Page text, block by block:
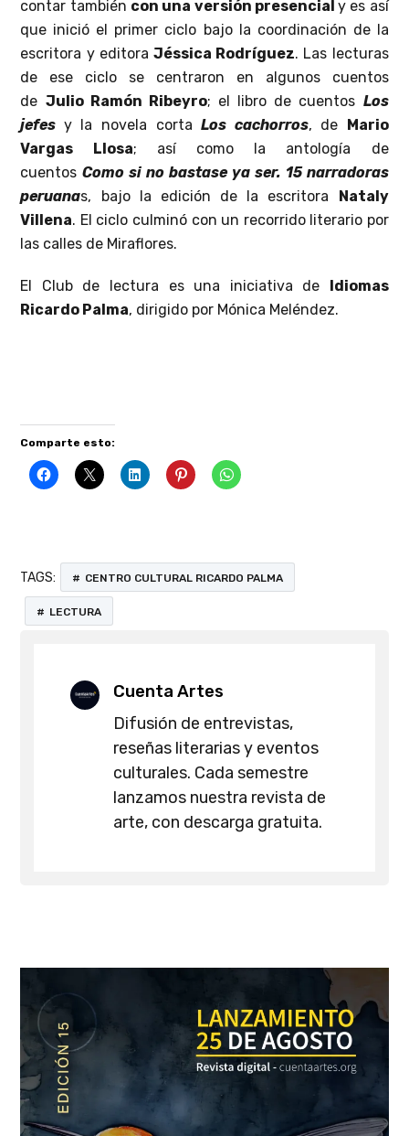
contar también con una versión presencialy es así
que inició el primer ciclo bajo la coordinación de la
escritora y editora Jéssica Rodríguez. Las lecturas
de ese ciclo se centraron en algunos cuentos
de Julio Ramón Ribeyro; el libro de cuentos Los
jefes y la novela cortaLos cachorros, de Mario
Vargas Llosa; así como la antología de
cuentosComo si no bastase ya ser. 15 narradoras
peruanas, bajo la edición de la escritora Nataly
Villena. El ciclo culminó con un recorrido literario por
las calles de Miraflores.
El Club de lectura es una iniciativa de Idiomas
Ricardo Palma, dirigido por Mónica Meléndez.
Comparte esto:
TAGS: CENTRO CULTURAL RICARDO PALMA
LECTURA
Cuenta Artes
Difusión de entrevistas,
reseñas literarias y eventos
culturales. Cada semestre
lanzamos nuestra revista de
arte, con descarga gratuita.